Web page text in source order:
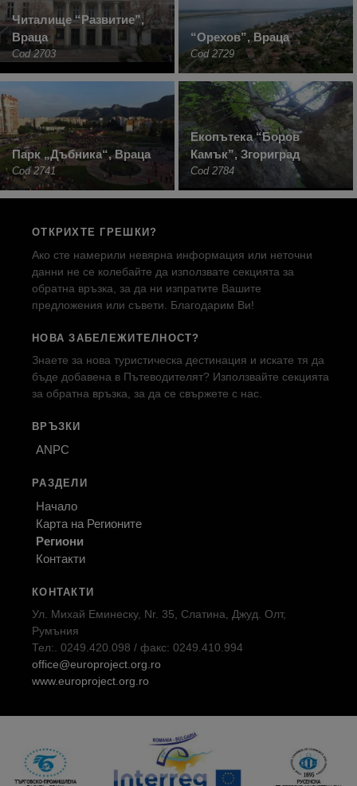
Читалище “Развитие”,
Враца
Cod 2703
“Орехов”, Враца
Cod 2729
Парк „Дъбника“, Враца
Cod 2741
Екопътека “Боров
Камък”, Згориград
Cod 2784
ОТКРИХТЕ ГРЕШКИ?
Ако сте намерили невярна информация или неточни
данни не се колебайте да използвате секцията за
обратна връзка, за да ни изпратите Вашите
предложения или съвети. Благодарим Ви!
НОВА ЗАБЕЛЕЖИТЕЛНОСТ?
Знаете за нова туристическа дестинация и искате тя да
бъде добавена в Пътеводителят? Използвайте секцията
за обратна връзка, за да се свържете с нас.
ВРЪЗКИ
ANPC
РАЗДЕЛИ
Начало
Карта на Регионите
Региони
Контакти
КОНТАКТИ
Ул. Михай Еминеску, Nr. 35, Слатина, Джуд. Олт,
Румъния
Тел:. 0249.420.098 / факс: 0249.410.994
office@europroject.org.ro
www.europroject.org.ro